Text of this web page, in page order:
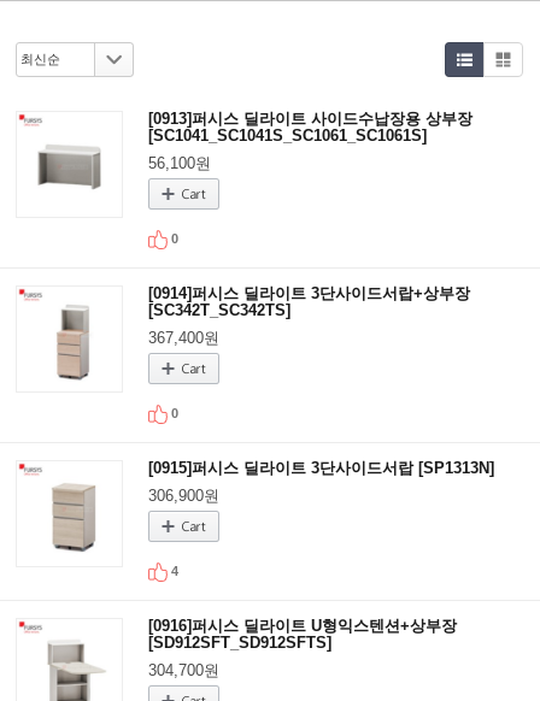
[0913]퍼시스 딜라이트 사이드수납장용 상부장
[SC1041_SC1041S_SC1061_SC1061S]
56,100원
0
[0914]퍼시스 딜라이트 3단사이드서랍+상부장
[SC342T_SC342TS]
367,400원
0
[0915]퍼시스 딜라이트 3단사이드서랍 [SP1313N]
306,900원
4
[0916]퍼시스 딜라이트 U형익스텐션+상부장
[SD912SFT_SD912SFTS]
304,700원